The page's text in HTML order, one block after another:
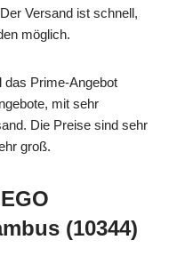
Versand ist schnell,
möglich.
das Prime-Angebot
mit sehr
Die Preise sind sehr
groß.
(10344)